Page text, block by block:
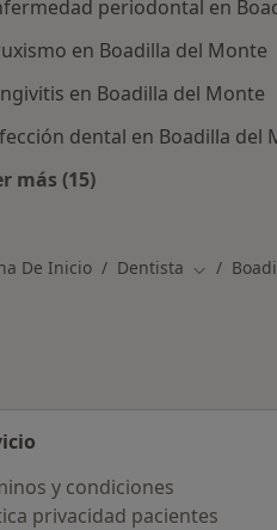
periodontal en
en Boadilla del Monte
en Boadilla del Monte
dental en Boadilla del
más (15)
De Inicio Dentista Cambiar
y condiciones
privacidad pacientes